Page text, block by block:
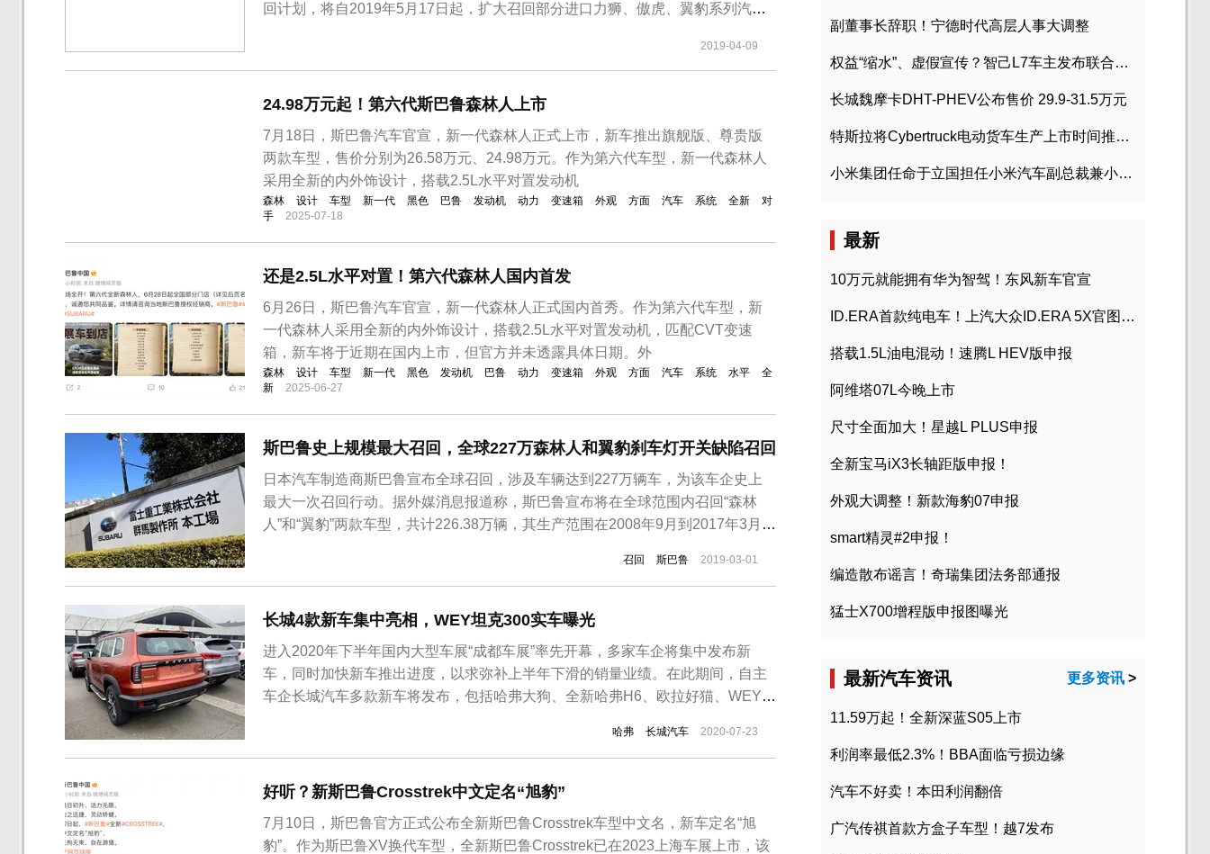
回计划，将自2019年5月17日起，扩大召回部分进口力狮、傲虎、翼豹系列汽
部分进口2014年款力狮系列汽车，共计183辆；（二）2014年1月6日至2014年8
月29日期间生...
2019-04-09
24.98万元起！第六代斯巴鲁森林人上市
7月18日，斯巴鲁汽车官宣，新一代森林人正式上市，新车推出旗舰版、尊贵版
两款车型，售价分别为26.58万元、24.98万元。作为第六代车型，新一代森林人
采用全新的内外饰设计，搭载2.5L水平对置发动机
森林 设计 车型 新一代 黑色 巴鲁 发动机 动力 变速箱 外观 方面 汽车 系统 全新
对
手
2025-07-18
还是2.5L水平对置！第六代森林人国内首发
6月26日，斯巴鲁汽车官宣，新一代森林人正式国内首秀。作为第六代车型，新
一代森林人采用全新的内外饰设计，搭载2.5L水平对置发动机，匹配CVT变速
箱，新车将于近期在国内上市，但官方并未透露具体日期。外
森林 设计 车型 新一代 黑色 发动机 巴鲁 动力 变速箱 外观 方面 汽车 系统 水平
全
新
2025-06-27
斯巴鲁史上规模最大召回，全球227万森林人和翼豹刹车灯开关缺陷召回
日本汽车制造商斯巴鲁宣布全球召回，涉及车辆达到227万辆车，为该车企史上
最大一次召回行动。据外媒消息报道称，斯巴鲁宣布将在全球范围内召回“森林
人”和“翼豹”两款车型，共计226.38万辆，其生产范围在2008年9月到2017年3月之
报道称在通常情况下，踩下刹车踏板的同时会切换到刹车灯的开关，进而启动发
动机。但是这一开关发...
召回 斯巴鲁 2019-03-01
长城4款新车集中亮相，WEY坦克300实车曝光
进入2020年下半年国内大型车展“成都车展”率先开幕，多家车企将集中发布新
车，同时加快新车推出进度，以求弥补上半年下滑的销量业绩。在此期间，自主
车企长城汽车多款新车将发布，包括哈弗大狗、全新哈弗H6、欧拉好猫、WEY坦
动物园车系。新车来看，哈弗大狗采用全新设计语言，整体线条笔直且造型方
正，其盾型式前格栅，配合内部粗犷的镀铬饰条...
哈弗 长城汽车 2020-07-23
好听？新斯巴鲁Crosstrek中文定名“旭豹”
7月10日，斯巴鲁官方正式公布全新斯巴鲁Crosstrek车型中文名，新车定名“旭
豹”。作为斯巴鲁XV换代车型，全新斯巴鲁Crosstrek已在2023上海车展上市，该
副董事长辞职！宁德时代高层人事大调整
权益“缩水”、虚假宣传？智己L7车主发布联合维权声明
长城魏摩卡DHT-PHEV公布售价 29.9-31.5万元
特斯拉将Cybertruck电动货车生产上市时间推迟到2023年初
小米集团任命于立国担任小米汽车副总裁兼小米汽车北京总部政委
最新
10万元就能拥有华为智驾！东风新车官宣
ID.ERA首款纯电车！上汽大众ID.ERA 5X官图发布
搭载1.5L油电混动！速腾L HEV版申报
阿维塔07L今晚上市
尺寸全面加大！星越L PLUS申报
全新宝马iX3长轴距版申报！
外观大调整！新款海豹07申报
smart精灵#2申报！
编造散布谣言！奇瑞集团法务部通报
猛士X700增程版申报图曝光
最新汽车资讯 更多资讯 >
11.59万起！全新深蓝S05上市
利润率最低2.3%！BBA面临亏损边缘
汽车不好卖！本田利润翻倍
广汽传祺首款方盒子车型！越7发布